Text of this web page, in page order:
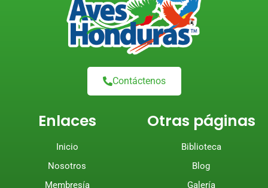
Contáctenos
Enlaces
Inicio
Nosotros
Membresía
Otras páginas
Biblioteca
Blog
Galería